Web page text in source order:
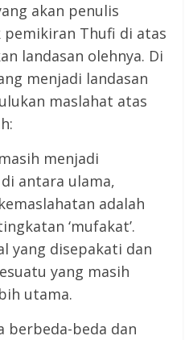
akan penulis
pemikiran Thufi di atas
landasan olehnya. Di
menjadi landasan
maslahat atas
menjadi
antara ulama,
adalah
‘mufakat’.
yang disepakati dan
yang masih
utama.
berbeda-beda dan